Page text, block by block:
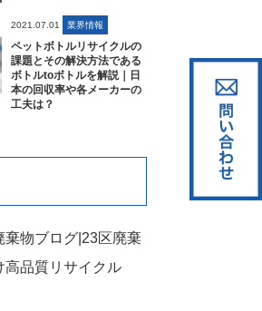
2021.07.01 業界情報
ペットボトルリサイクルの
課題とその解決方法である
ボトルtoボトルを解説｜日
本の回収率や各メーカーの
工夫は？
棄物ブログ|23区廃棄
高品質リサイクル